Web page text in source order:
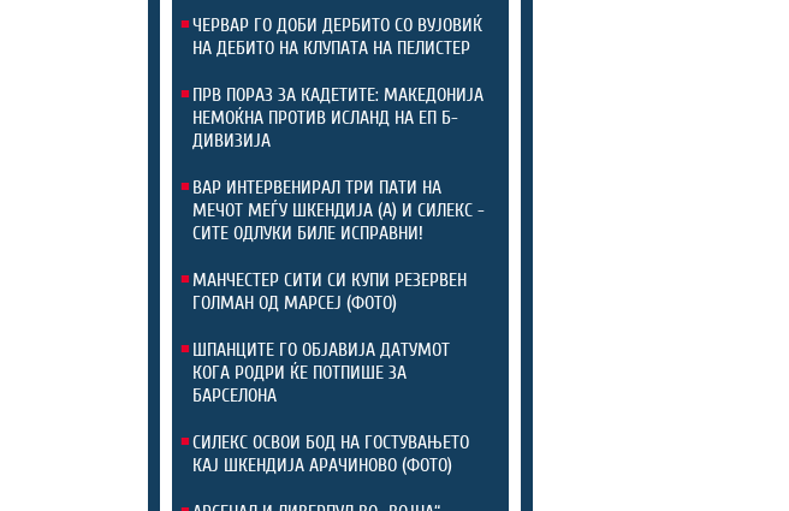
ЧЕРВАР ГО ДОБИ ДЕРБИТО СО ВУЈОВИЌ
НА ДЕБИТО НА КЛУПАТА НА ПЕЛИСТЕР
ПРВ ПОРАЗ ЗА КАДЕТИТЕ: МАКЕДОНИЈА
НЕМОЌНА ПРОТИВ ИСЛАНД НА ЕП Б-
ДИВИЗИЈА
ВАР ИНТЕРВЕНИРАЛ ТРИ ПАТИ НА
МЕЧОТ МЕЃУ ШКЕНДИЈА (А) И СИЛЕКС -
СИТЕ ОДЛУКИ БИЛЕ ИСПРАВНИ!
МАНЧЕСТЕР СИТИ СИ КУПИ РЕЗЕРВЕН
ГОЛМАН ОД МАРСЕЈ (ФОТО)
ШПАНЦИТЕ ГО ОБЈАВИЈА ДАТУМОТ
КОГА РОДРИ ЌЕ ПОТПИШЕ ЗА
БАРСЕЛОНА
СИЛЕКС ОСВОИ БОД НА ГОСТУВАЊЕТО
КАЈ ШКЕНДИЈА АРАЧИНОВО (ФОТО)